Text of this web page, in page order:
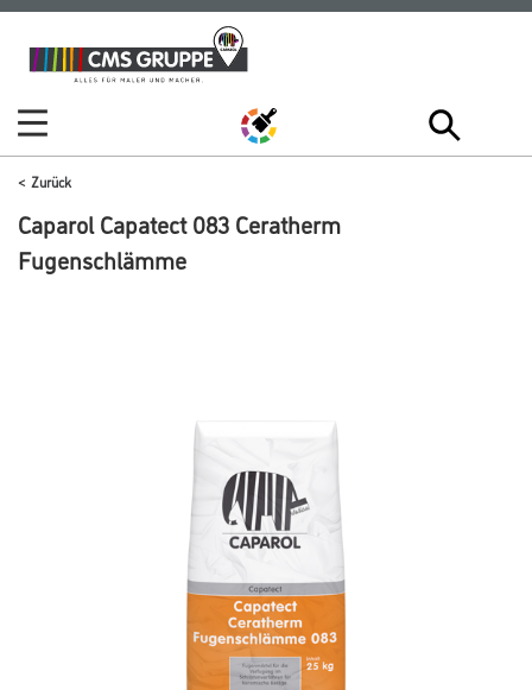
Zum
Inhalt
Zum
Navigationsmenü
Zurück
Caparol Capatect 083 Ceratherm
Fugenschlämme